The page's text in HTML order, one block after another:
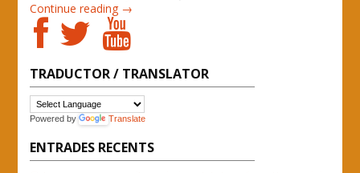
Continue reading →
TRADUCTOR / TRANSLATOR
Powered by Translate
ENTRADES RECENTS